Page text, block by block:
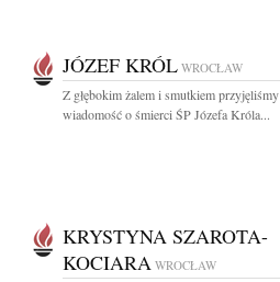
JÓZEF KRÓL WROCŁAW
Z głębokim żalem i smutkiem przyjęliśmy
wiadomość o śmierci ŚP Józefa Króla...
KRYSTYNA SZAROTA-
KOCIARA WROCŁAW